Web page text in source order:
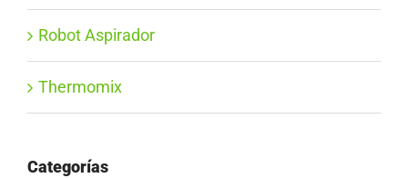
Robot Aspirador
Thermomix
Categorías